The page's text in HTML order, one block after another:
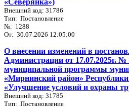
«Северянка»)
Внешний код: 31786
Тип: Постановление
№: 1288
От: 30.07.2026 12:05:00
О внесении изменений в
Администрации от 17.07.2025г.
муниципальной программы
«Мирнинский район»
«Улучшение условий и охраны
Внешний код: 31785
Тип: Постановление